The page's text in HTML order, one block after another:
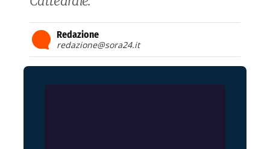
Redazione
redazione@sora24.it